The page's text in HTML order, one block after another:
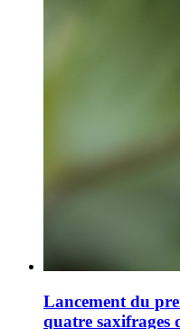
Lancement du
quatre saxifrages